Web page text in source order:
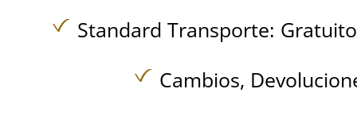
Standard Transporte:
Cambios,